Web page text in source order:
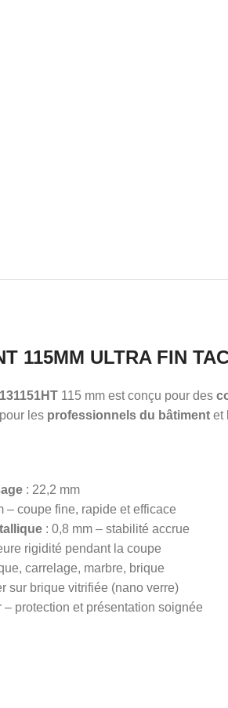
115MM ULTRA FIN
115 mm est conçu pour des
les professionnels du bâtiment et
: 22,2 mm
– coupe fine, rapide et efficace
: 0,8 mm – stabilité accrue
rigidité pendant la coupe
carrelage, marbre, brique
sur brique vitrifiée (nano verre)
– protection et présentation soignée